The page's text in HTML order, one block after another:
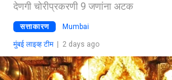
देणगी चोरीप्रकरणी 9 जणांना अटक
सत्ताकारण Mumbai
मुंबई लाइव्ह टीम| 2 days ago